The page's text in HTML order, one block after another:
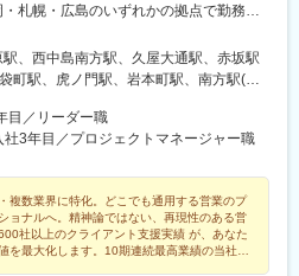
札幌・広島のいずれかの拠点で勤務◯
門1-23-1 虎ノ門ヒルズ森タワー18階受動
煙 / 喫煙専用室あり)◯秋葉原営業所東京
2 S-Glanzビル4階受動喫煙対策：あり
対策：あり（敷地内禁煙）◯名古屋営業
15-14 アルピニストビル6階受動喫煙対
11-9 新大阪中里ビル3階受動喫煙対
専用室設置あり)◯広島営業所広島県広
町スクエア8階（B）受動喫煙対策：あ
業所福岡県福岡市中央区大名1-2-23 ビ
ル3階受動喫煙対策：あり（屋内禁煙・
、西中島南方駅、久屋大通駅、赤坂駅
町駅、虎ノ門駅、岩本町駅、南方駅(大
大阪駅、栄駅(愛知県)、西鉄福岡駅、狸
目／リーダー職
3年目／プロジェクトマネージャー職
複数業界に特化。どこでも通用する営業のプ
ョナルへ。精神論ではない、再現性のある営
社以上のクライアント支援実績 が、あなた
を最大化します。10期連続最高業績の当社